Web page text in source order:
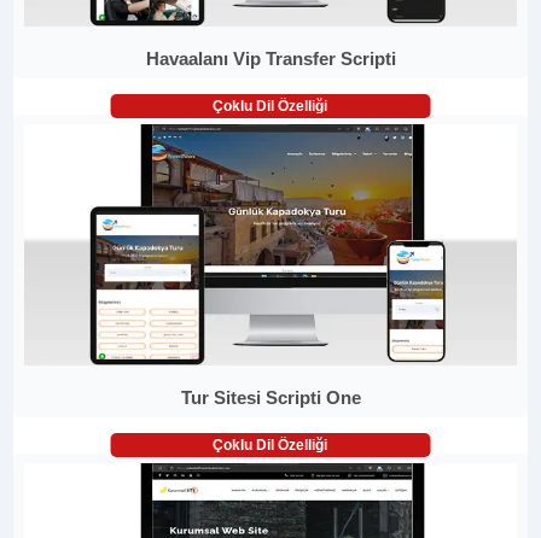
Havaalanı Vip Transfer Scripti
Çoklu Dil Özelliği
Tur Sitesi Scripti One
Çoklu Dil Özelliği